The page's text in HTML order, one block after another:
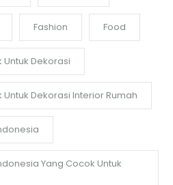
Fashion Food
Untuk Dekorasi
Dekorasi Interior Rumah
Yang Cocok Untuk